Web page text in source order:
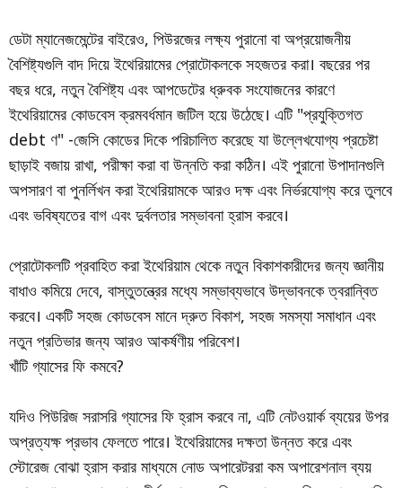
ডেটা ম্যানেজমেন্টের বাইরেও, পিউরজের লক্ষ্য পুরানো বা অপ্রয়োজনীয়
বৈশিষ্ট্যগুলি বাদ দিয়ে ইথেরিয়ামের প্রোটোকলকে সহজতর করা। বছরের পর
বছর ধরে, নতুন বৈশিষ্ট্য এবং আপডেটের ধ্রুবক সংযোজনের কারণে
ইথেরিয়ামের কোডবেস ক্রমবর্ধমান জটিল হয়ে উঠেছে। এটি "প্রযুক্তিগত
debt ণ" -জেসি কোডের দিকে পরিচালিত করেছে যা উল্লেখযোগ্য প্রচেষ্টা
ছাড়াই বজায় রাখা, পরীক্ষা করা বা উন্নতি করা কঠিন। এই পুরানো উপাদানগুলি
অপসারণ বা পুনর্লিখন করা ইথেরিয়ামকে আরও দক্ষ এবং নির্ভরযোগ্য করে তুলবে
এবং ভবিষ্যতের বাগ এবং দুর্বলতার সম্ভাবনা হ্রাস করবে।
প্রোটোকলটি প্রবাহিত করা ইথেরিয়াম থেকে নতুন বিকাশকারীদের জন্য জ্ঞানীয়
বাধাও কমিয়ে দেবে, বাস্তুতন্ত্রের মধ্যে সম্ভাব্যভাবে উদ্ভাবনকে ত্বরান্বিত
করবে। একটি সহজ কোডবেস মানে দ্রুত বিকাশ, সহজ সমস্যা সমাধান এবং
নতুন প্রতিভার জন্য আরও আকর্ষণীয় পরিবেশ।
খাঁটি গ্যাসের ফি কমবে?
যদিও পিউরিজ সরাসরি গ্যাসের ফি হ্রাস করবে না, এটি নেটওয়ার্ক ব্যয়ের উপর
অপ্রত্যক্ষ প্রভাব ফেলতে পারে। ইথেরিয়ামের দক্ষতা উন্নত করে এবং
স্টোরেজ বোঝা হ্রাস করার মাধ্যমে নোড অপারেটররা কম অপারেশনাল ব্যয়